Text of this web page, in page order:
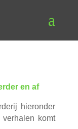
en af
hieronder
komt